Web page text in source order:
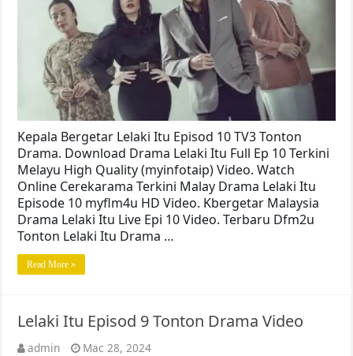
Kepala Bergetar Lelaki Itu Episod 10 TV3 Tonton
Drama. Download Drama Lelaki Itu Full Ep 10 Terkini
Melayu High Quality (myinfotaip) Video. Watch
Online Cerekarama Terkini Malay Drama Lelaki Itu
Episode 10 myflm4u HD Video. Kbergetar Malaysia
Drama Lelaki Itu Live Epi 10 Video. Terbaru Dfm2u
Tonton Lelaki Itu Drama …
Read More »
Lelaki Itu Episod 9 Tonton Drama Video
admin
Mac 28, 2024